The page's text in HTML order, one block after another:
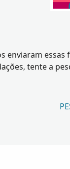
enviaram
tente a